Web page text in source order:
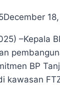
December
–Kepala
BP
kawasan